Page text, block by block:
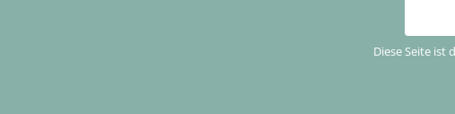
Adresse
*
Diese Seite ist